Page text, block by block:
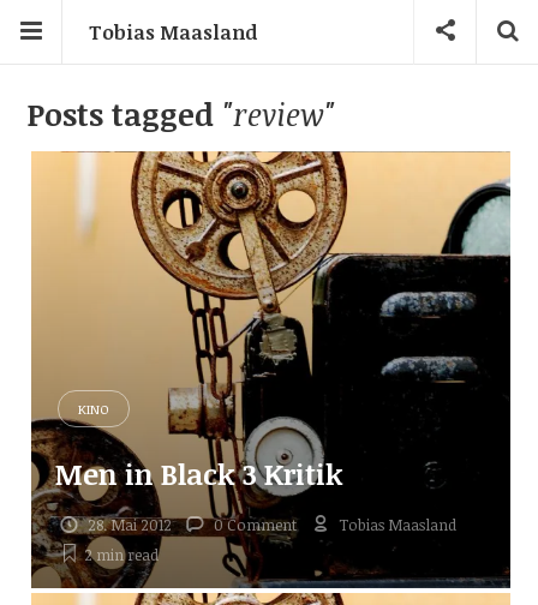
Tobias Maasland
Posts tagged "review"
KINO
Men in Black 3 Kritik
28. Mai 2012 0 Comment
Tobias Maasland
2 minread